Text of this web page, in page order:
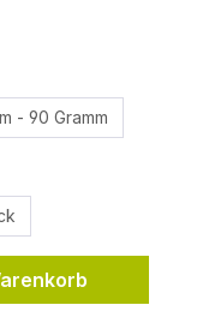
- 90 Gramm